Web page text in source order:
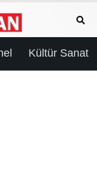
Kültür Sanat